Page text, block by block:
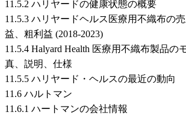
11.5.2 ハリヤードの健康状態の概要
11.5.3 ハリヤードヘルス医療用不織布の
益、粗利益 (2018-2023)
11.5.4 Halyard Health 医療用不織布製品の
真、説明、仕様
11.5.5 ハリヤード・ヘルスの最近の動向
11.6 ハルトマン
11.6.1 ハートマンの会社情報